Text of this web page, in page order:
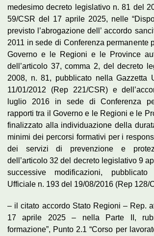
medesimo decreto legislativo n. 81 del
59/CSR del 17 aprile 2025, nelle
previsto l’abrogazione dell’ accordo
2011 in sede di Conferenza permanente
Governo e le Regioni e le Province
dell’articolo 37, comma 2, del decreto
2008, n. 81, pubblicato nella Gazzetta
11/01/2012 (Rep 221/CSR) e
luglio 2016 in sede di Conferenza
rapporti tra il Governo e le Regioni e le
finalizzato alla individuazione della
minimi dei percorsi formativi per i
dei servizi di prevenzione e
dell’articolo 32 del decreto legislativo 9
successive modificazioni,
Ufficiale n. 193 del 19/08/2016 (Rep 128/
– il citato accordo Stato Regioni – Rep.
17 aprile 2025 – nella Parte II,
formazione”, Punto 2.1 “Corso per